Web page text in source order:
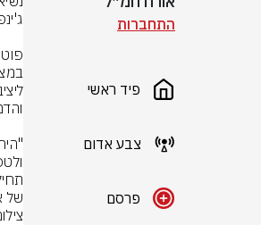
התחברות
פיד ראשי
צבע אדום
פרסם
של